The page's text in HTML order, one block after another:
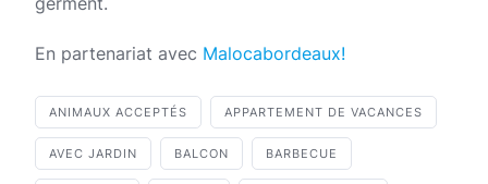
En partenariat avec Malocabordeaux!
ANIMAUX ACCEPTÉS APPARTEMENT DE VACANCES
AVEC JARDIN BALCON BARBECUE